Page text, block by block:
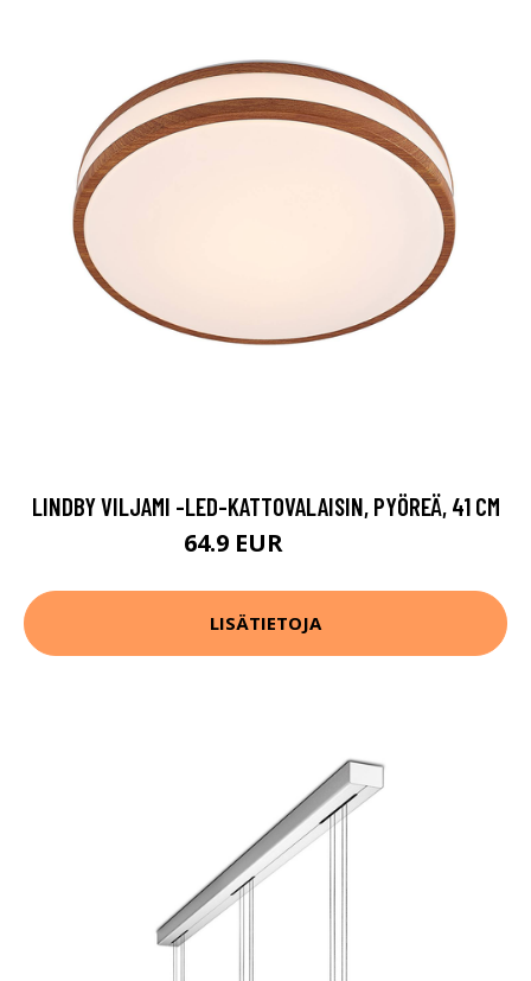
LINDBY VILJAMI -LED-KATTOVALAISIN, PYÖREÄ, 41 CM
64.9 EUR
LISÄTIETOJA